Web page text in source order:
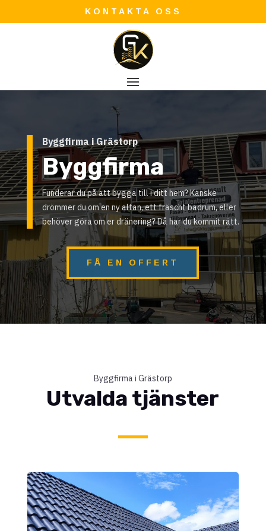
KONTAKTA OSS
Byggfirma i Grästorp
Byggfirma
Funderar du på att bygga till i ditt hem? Kanske
drömmer du om en ny altan, ett fräscht badrum, eller
behöver göra om er dränering? Då har du kommit rätt.
FÅ EN OFFERT
Byggfirma i Grästorp
Utvalda tjänster